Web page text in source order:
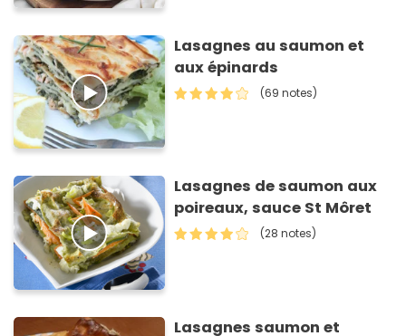
Lasagnes au saumon et
aux épinards
(69 notes)
Lasagnes de saumon aux
poireaux, sauce St Môret
(28 notes)
Lasagnes saumon et